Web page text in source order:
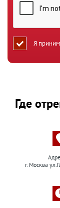
Я
Где
г. Москва